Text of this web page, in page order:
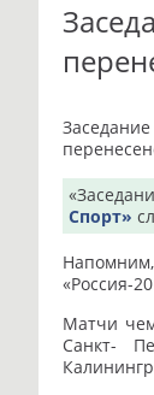
Спорт»
«Россия-
Матчи
Санкт-